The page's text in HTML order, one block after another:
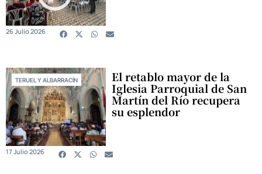
26 Julio 2026
TERUEL Y ALBARRACÍN El retablo mayor de la
Iglesia Parroquial de San
Martín del Río recupera
su esplendor
17 Julio 2026